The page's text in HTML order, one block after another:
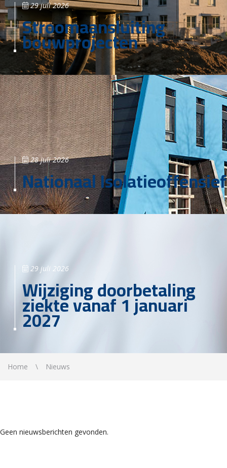
29 juli 2026
Stroomaansluiting
bouwprojecten
28 juli 2026
Nationaal Isolatieoffensief
29 juli 2026
Wijziging doorbetaling
ziekte vanaf 1 januari
2027
Home Nieuws
Geen nieuwsberichten gevonden.